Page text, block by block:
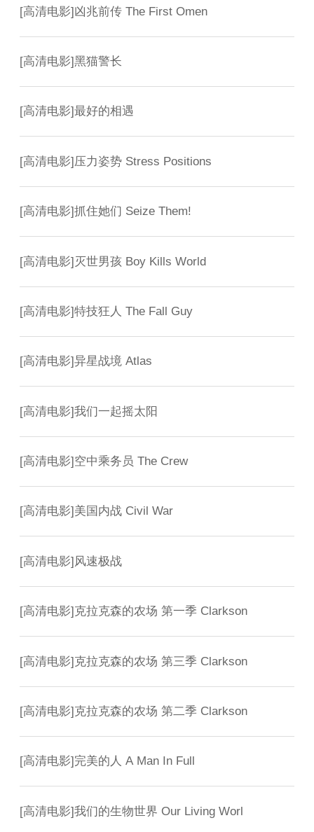
[高清电影]凶兆前传 The First Omen
[高清电影]黑猫警长
[高清电影]最好的相遇
[高清电影]压力姿势 Stress Positions
[高清电影]抓住她们 Seize Them!
[高清电影]灭世男孩 Boy Kills World
[高清电影]特技狂人 The Fall Guy
[高清电影]异星战境 Atlas
[高清电影]我们一起摇太阳
[高清电影]空中乘务员 The Crew
[高清电影] 美国内战 Civil War
[高清电影]风速极战
[高清电影] 克拉克森的农场 第一季 Clarkson
[高清电影]克拉克森的农场 第三季 Clarkson
[高清电影]克拉克森的农场 第二季 Clarkson
[高清电影] 完美的人 A Man In Full
[高清电影]我们的生物世界 Our Living Worl